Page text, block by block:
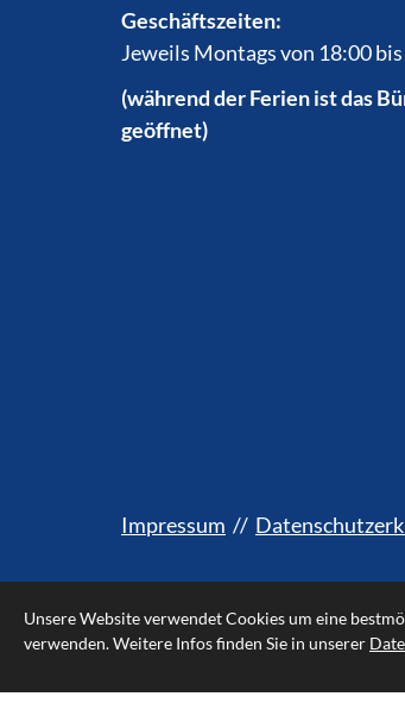
Geschäftszeiten:
Jeweils Montags von 18:00
(während der Ferien ist das
geöffnet)
Impressum //
Unsere Website verwendet Cookies um eine
verwenden. Weitere Infos finden Sie in unserer